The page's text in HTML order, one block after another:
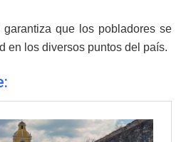
que los pobladores se
en los diversos puntos del país.